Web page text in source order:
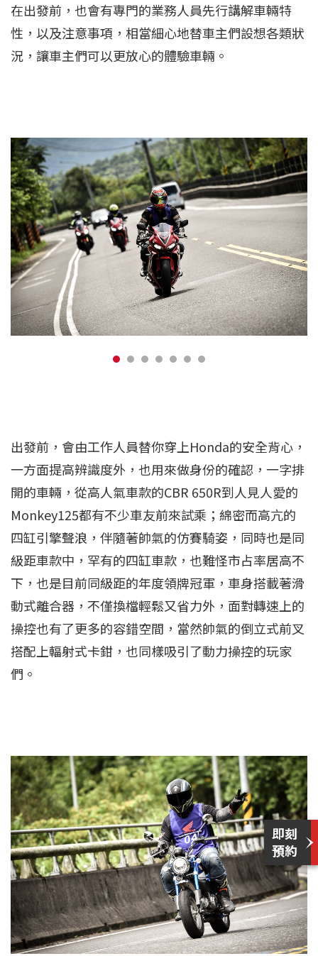
在出發前，也會有專門的業務人員先行講解車輛特
性，以及注意事項，相當細心地替車主們設想各類狀
況，讓車主們可以更放心的體驗車輛。
出發前，會由工作人員替你穿上Honda的安全背心，
一方面提高辨識度外，也用來做身份的確認，一字排
開的車輛，從高人氣車款的CBR 650R到人見人愛的
Monkey125都有不少車友前來試乘；綿密而高亢的
四缸引擎聲浪，伴隨著帥氣的仿賽騎姿，同時也是同
級距車款中，罕有的四缸車款，也難怪市占率居高不
下，也是目前同級距的年度領牌冠軍，車身搭載著滑
動式離合器，不僅換檔輕鬆又省力外，面對轉速上的
操控也有了更多的容錯空間，當然帥氣的倒立式前叉
搭配上輻射式卡鉗，也同樣吸引了動力操控的玩家
們。